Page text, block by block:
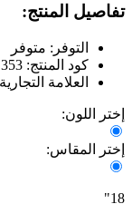
تفاصيل المنتج:
التوفر: متوفر
كود المنتج: 353
العلامة
إختر اللون:
إختر المقاس:
18"